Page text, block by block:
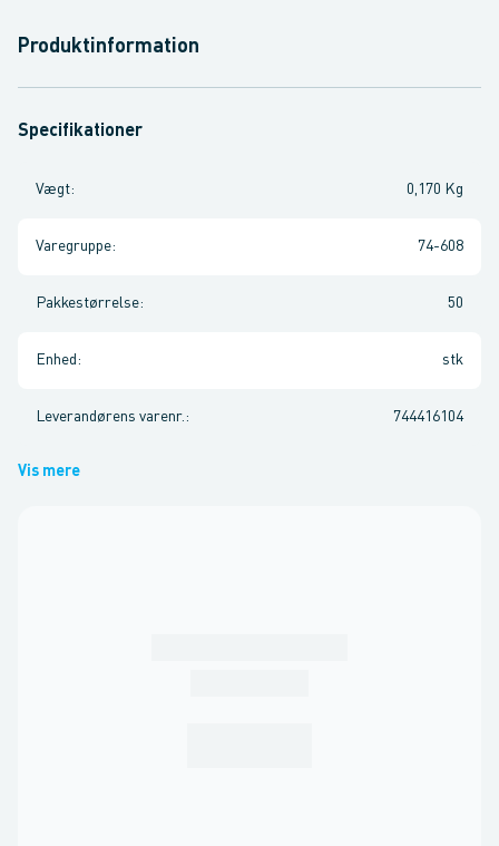
Produktinformation
Specifikationer
Vægt: 0,170 Kg
Varegruppe: 74-608
Pakkestørrelse: 50
Enhed : stk
Leverandørens varenr. : 744416104
Vis mere